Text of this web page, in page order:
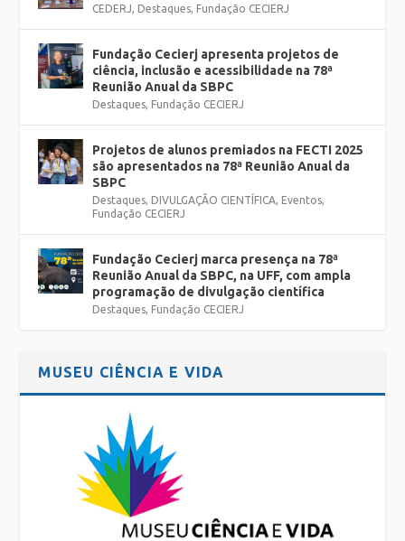
CEDERJ, Destaques, Fundação CECIERJ
Fundação Cecierj apresenta projetos de
ciência, inclusão e acessibilidade na 78ª
Reunião Anual da SBPC
Destaques, Fundação CECIERJ
Projetos de alunos premiados na FECTI 2025
são apresentados na 78ª Reunião Anual da
SBPC
Destaques, DIVULGAÇÃO CIENTÍFICA, Eventos,
Fundação CECIERJ
Fundação Cecierj marca presença na 78ª
Reunião Anual da SBPC, na UFF, com ampla
programação de divulgação científica
Destaques, Fundação CECIERJ
MUSEU CIÊNCIA E VIDA